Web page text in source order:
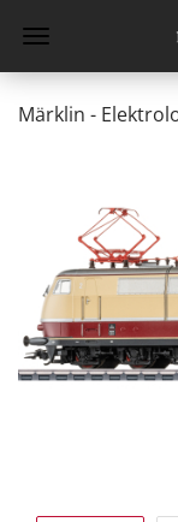
Märklin -